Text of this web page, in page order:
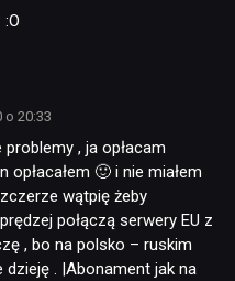
o 20:33
, ja opłacam
🙂 i nie miałem
wątpię żeby
połączą serwery EU z
, bo na polsko – ruskim
. |Abonament jak na